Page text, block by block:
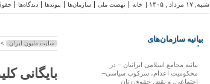
دیدگاه‌ها پیوندها سازمان‌ها نهضت ملی خانه شنبه, ۱۷ مرداد , ۱۴۰۵ |
سایت ملیون ایران > 17 مین روز اعتصاب غذا
بایگانی کلیدواژه 17 مین
بیانیه سازمان‌های
ملی
بیانیه مجامع اسلامی ایرانیان – در
محکومیت اعدام، سرکوب سیاسی–
اجتماعی، و نقض حقوق زنان